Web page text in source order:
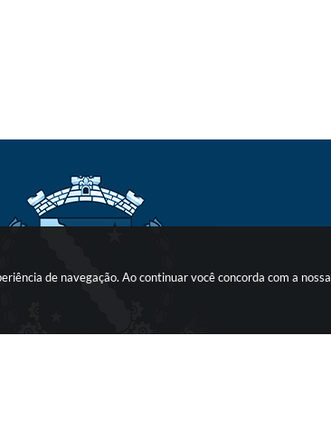
de navegação. Ao continuar você concorda com a nossa